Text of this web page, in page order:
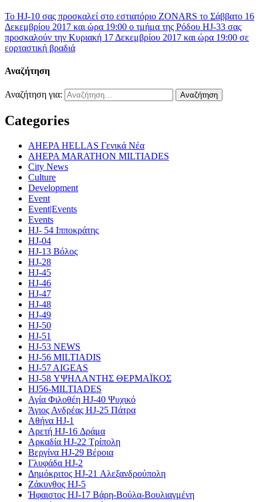
Το HJ-10 σας προσκαλεί στο εστιατόριο ZONARS το Σάββατο 16
Δεκεμβρίου 2017 και ώρα 19:00 ο τμήμα της Ρόδου HJ-33 σας
προσκαλούν την Κυριακή 17 Δεκεμβρίου 2017 και ώρα 19:00 σε
εορταστική βραδιά
Αναζήτηση
Αναζήτηση για:
Categories
AHEPA HELLAS Γενικά Νέα
AHEPA MARATHON MILTIADES
City News
Culture
Development
Event
Event|Events
Events
HJ- 54 Ιπποκράτης
HJ-04
HJ-13 Βόλος
HJ-28
HJ-45
HJ-46
HJ-47
HJ-48
HJ-49
HJ-50
HJ-51
HJ-53 NEWS
HJ-56 MILTIADIS
HJ-57 AIGEAS
HJ-58 ΥΨΗΛΑΝΤΗΣ ΘΕΡΜΑΪΚΟΣ
HJ56-MILTIADES
Αγία Φιλοθέη HJ-40 Ψυχικό
Άγιος Ανδρέας HJ-25 Πάτρα
Αθήνα HJ-1
Αρετή HJ-16 Δράμα
Αρκαδία HJ-22 Τρίπολη
Βεργίνα HJ-29 Βέροια
Γλυφάδα HJ-2
Δημόκριτος HJ-21 Αλεξανδρούπολη
Ζάκυνθος HJ-5
Ήφαιστος HJ-17 Βάρη-Βούλα-Βουλιαγμένη